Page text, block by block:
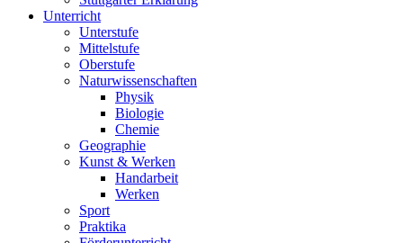
Unterricht
Unterstufe
Mittelstufe
Oberstufe
Naturwissenschaften
Physik
Biologie
Chemie
Geographie
Kunst & Werken
Handarbeit
Werken
Sport
Praktika